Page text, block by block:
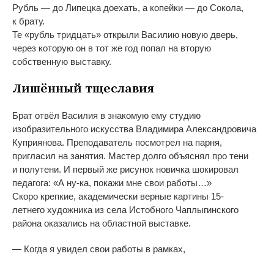
Рубль — до Липецка доехать, а копейки — до Сокола,
к брату.
Те «рубль тридцать» открыли Василию новую дверь,
через которую он в тот же год попал на вторую
собственную выставку.
Лишённый тщеславия
Брат отвёл Василия в знакомую ему студию
изобразительного искусства Владимира Александровича
Куприянова. Преподаватель посмотрел на парня,
пригласил на занятия. Мастер долго объяснял про тени
и полутени. И первый же рисунок новичка шокировал
педагога: «А ну-ка, покажи мне свои работы…»
Скоро крепкие, академически верные картины 15-
летнего художника из села Истобного Чаплыгинского
района оказались на областной выставке.
— Когда я увидел свои работы в рамках,